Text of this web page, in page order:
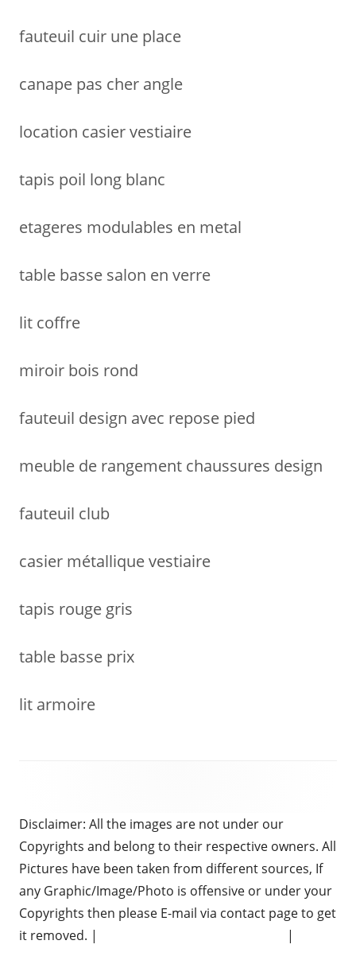
fauteuil cuir une place
canape pas cher angle
location casier vestiaire
tapis poil long blanc
etageres modulables en metal
table basse salon en verre
lit coffre
miroir bois rond
fauteuil design avec repose pied
meuble de rangement chaussures design
fauteuil club
casier métallique vestiaire
tapis rouge gris
table basse prix
lit armoire
Disclaimer: All the images are not under our
Copyrights and belong to their respective owners. All
Pictures have been taken from different sources, If
any Graphic/Image/Photo is offensive or under your
Copyrights then please E-mail via contact page to get
it removed. |
|